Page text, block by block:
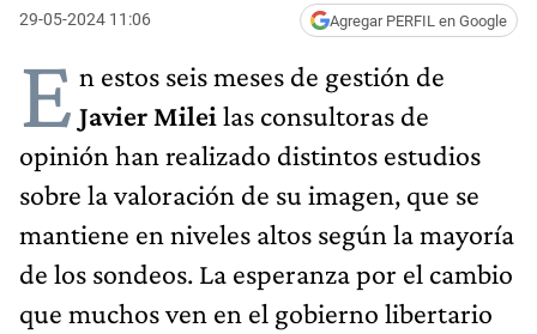
29-05-2024 11:06 Agregar PERFIL en Google
E n estos seis meses de gestión de
Javier Milei las consultoras de
opinión han realizado distintos estudios
sobre la valoración de su imagen, que se
mantiene en niveles altos según la mayoría
de los sondeos. La esperanza por el cambio
que muchos ven en el gobierno libertario